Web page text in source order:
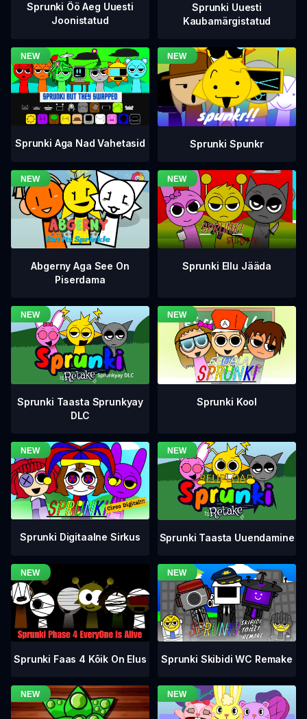
Sprunki Öö Aeg Uuesti
Joonistatud
Sprunki Uuesti
Kaubamärgistatud
Sprunki Aga Nad Vahetasid Sprunki Spunkr
Abgerny Aga See On
Piserdama
Sprunki Ellu Jääda
Sprunki Taasta Sprunkyay
DLC
Sprunki Kool
Sprunki Digitaalne Sirkus Sprunki Taasta Uuendamine
Sprunki Faas 4 Kõik On Elus Sprunki Skibidi WC Remake